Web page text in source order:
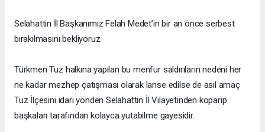
Selahattin İl Başkanımız Felah Medet’in bir an önce serbest
bırakılmasını bekliyoruz.
Türkmen Tuz halkına yapılan bu menfur saldırıların nedeni her
ne kadar mezhep çatışması olarak lanse edilse de asıl amaç
Tuz İlçesini idari yönden Selahattin İl Vilayetinden koparıp
başkaları tarafından kolayca yutabilme gayesidir.